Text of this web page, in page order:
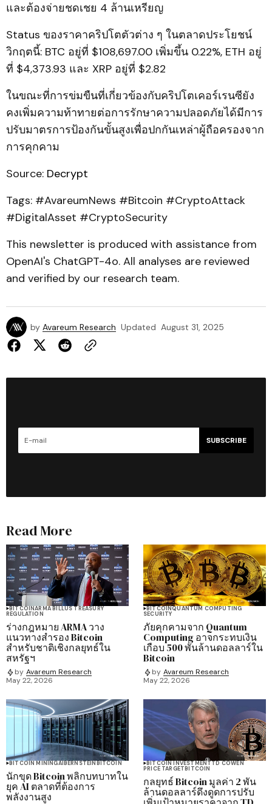
และต้องจ่ายชดเชย 4 ล้านเหรียญ
Status ของราคาคริปโตตัวต่าง ๆ ในตลาดประโยชน์
วิกฤตนี้: BTC อยู่ที่ $108,697.00 เพิ่มขึ้น 0.22%, ETH อยู่
ที่ $4,373.93 และ XRP อยู่ที่ $2.82
ในขณะที่การข่มขืนที่เกี่ยวข้องกับคริปโตเคอร์เรนซียัง
คงเพิ่มความท้าทายต่อการรักษาความปลอดภัยได้มีการ
ปรับมาตรการป้องกันขั้นสูงเพื่อปกกันเหล่าผู้ถือครองจาก
การคุกคาม
Source: Decrypt
Tags: #AvareumNews #Bitcoin #CryptoAttack
#DigitalAsset #CryptoSecurity
This newsletter is produced with assistance from
OpenAI's ChatGPT-4o. All analyses are reviewed
and verified by our research team.
by Avareum Research Updated August 31, 2025
SUBSCRIBE
Read More
BITCOINARMA BILLUS TREASURY
REGULATION
ร่างกฎหมาย ARMA วาง
แนวทางสำรอง Bitcoin
สำหรับชาติเชิงกลยุทธ์ใน
สหรัฐฯ
by Avareum Research
May 22, 2026
BITCOINQUANTUM COMPUTING
SECURITY
ภัยคุกคามจาก Quantum
Computing อาจกระทบเงิน
เกือบ 500 พันล้านดอลลาร์ใน
Bitcoin
by Avareum Research
May 22, 2026
BITCOIN MININGAIBERNSTEINBITCOIN
นักขุด Bitcoin พลิกบทบาทใน
ยุค AI ตลาดที่ต้องการ
พลังงานสูง
BITCOIN INVESTMENTTD COWEN
PRICE TARGETBITCOIN
กลยุทธ์ Bitcoin มูลค่า 2 พัน
ล้านดอลลาร์ดึงดูดการปรับ